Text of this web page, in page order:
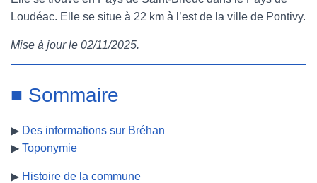
e
b
o
k
t
t
r
t
e
e
s
b
Loudéac. Elle se situe à 22 km à l’est de la ville de Pontivy.
Mise à jour le 02/11/2025.
■ Sommaire
▶ Des informations sur Bréhan
▶ Toponymie
▶ Histoire de la commune